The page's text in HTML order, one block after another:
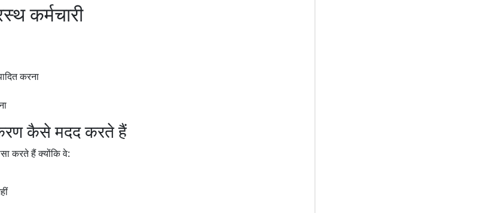
कर्मचारी
करना
कैसे मदद करते हैं
करते हैं क्योंकि वे: